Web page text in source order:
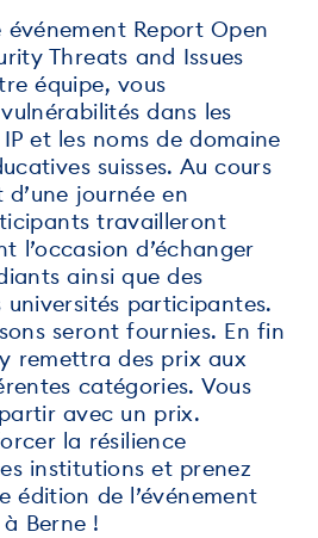
Report Open
Threats and Issues
équipe, vous
dans les
IP et les noms de domaine
suisses. Au cours
journée en
travailleront
l’occasion d’échanger
ainsi que des
universités participantes.
seront fournies. En fin
remettra des prix aux
catégories. Vous
avec un prix.
la résilience
institutions et prenez
édition de l’événement
Berne !